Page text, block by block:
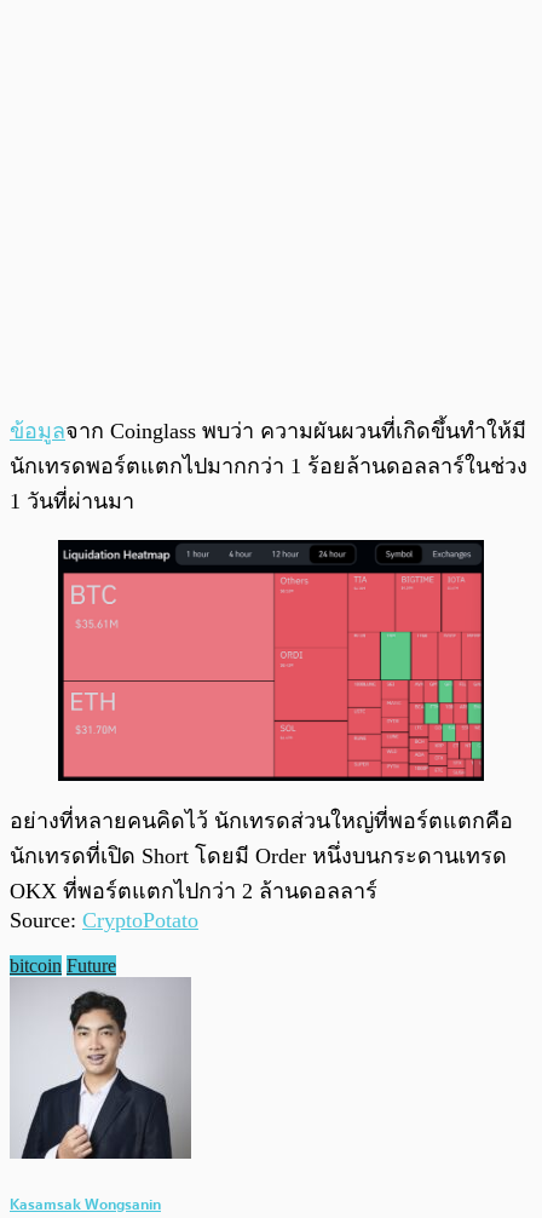
ข้อมูลจาก Coinglass พบว่า ความผันผวนที่เกิดขึ้นทำให้มี
นักเทรดพอร์ตแตกไปมากกว่า 1 ร้อยล้านดอลลาร์ในช่วง
1 วันที่ผ่านมา
อย่างที่หลายคนคิดไว้ นักเทรดส่วนใหญ่ที่พอร์ตแตกคือ
นักเทรดที่เปิด Short โดยมี Order หนึ่งบนกระดานเทรด
OKX ที่พอร์ตแตกไปกว่า 2 ล้านดอลลาร์
Source: CryptoPotato
bitcoin Future
Kasamsak Wongsanin